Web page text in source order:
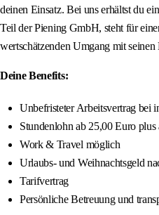
deinen Einsatz. Bei uns erhältst du
Teil der Piening GmbH, steht für
wertschätzenden Umgang mit seinen
Deine Benefits:
Unbefristeter Arbeitsvertrag bei
Stundenlohn ab 25,00 Euro
Work & Travel möglich
Urlaubs- und Weihnachtsgeld
Tarifvertrag
Persönliche Betreuung und